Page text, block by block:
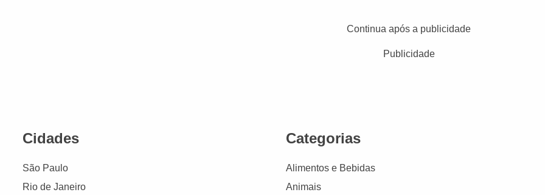
Continua após a publicidade
Publicidade
Cidades
São Paulo
Rio de Janeiro
Categorias
Alimentos e Bebidas
Animais